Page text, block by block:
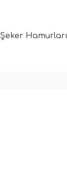
Şeker Hamurları